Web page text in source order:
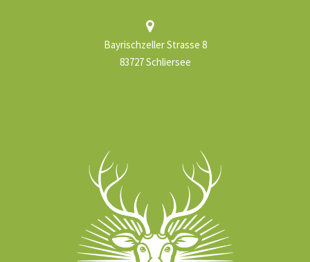
Bayrischzeller Strasse 8
83727 Schliersee